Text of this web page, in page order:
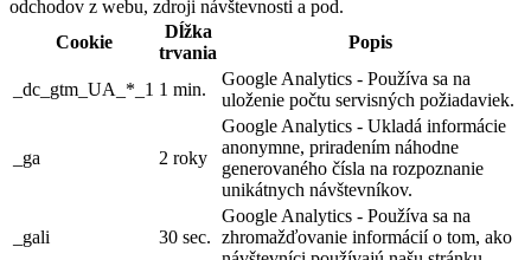
odchodov z webu, zdroji návštevnosti a pod.
Cookie
Dĺžka
trvania
Popis
_dc_gtm_UA_*_1 1 min.
Google Analytics - Používa sa na
uloženie počtu servisných požiadaviek.
_ga 2 roky
Google Analytics - Ukladá informácie
anonymne, priradením náhodne
generovaného čísla na rozpoznanie
unikátnych návštevníkov.
_gali 30 sec.
Google Analytics - Používa sa na
zhromažďovanie informácií o tom, ako